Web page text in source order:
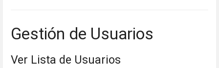
Gestión de Usuarios
Ver Lista de Usuarios